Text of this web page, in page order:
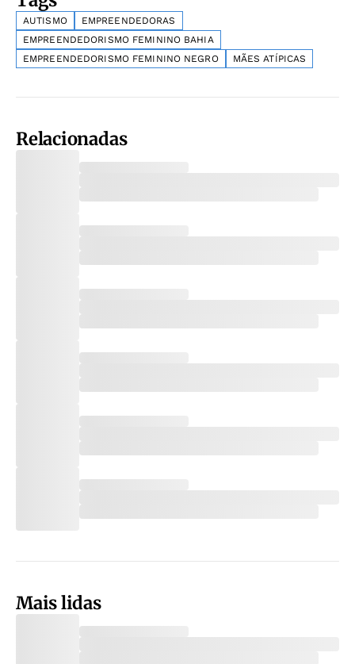
AUTISMO
EMPREENDEDORAS
EMPREENDEDORISMO FEMININO BAHIA
EMPREENDEDORISMO FEMININO NEGRO
MÃES ATÍPICAS
Relacionadas
Mais lidas